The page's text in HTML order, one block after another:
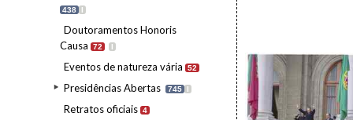
438 I
Doutoramentos Honoris
Causa
72 I
Eventos de natureza vária 52
Presidências Abertas 745 I
Retratos oficiais 4